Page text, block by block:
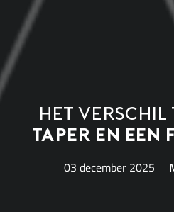
Het verschil
taper en een
03 december 2025